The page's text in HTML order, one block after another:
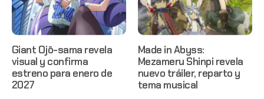
Giant Ojō-sama revela
visual y confirma
estreno para enero de
2027
Made in Abyss:
Mezameru Shinpi revela
nuevo tráiler, reparto y
tema musical